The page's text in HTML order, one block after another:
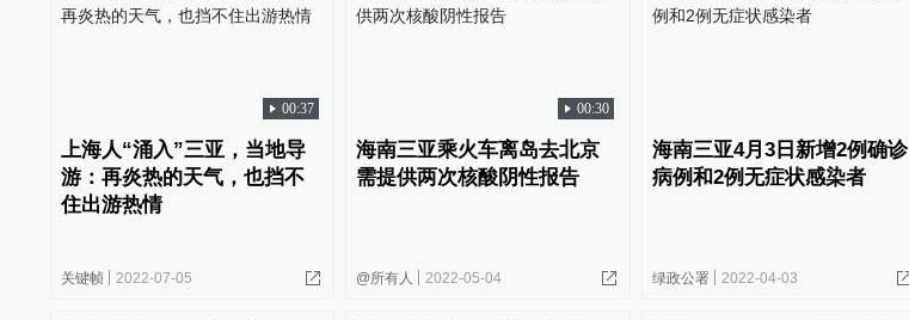
00:37
上海人“涌入”三亚，当地导
游：再炎热的天气，也挡不
住出游热情
关键帧 2022-07-05
00:30
海南三亚乘火车离岛去北京
需提供两次核酸阴性报告
@所有人 2022-05-04
海南三亚4月3日新增2例确诊
病例和2例无症状感染者
绿政公署 2022-04-03